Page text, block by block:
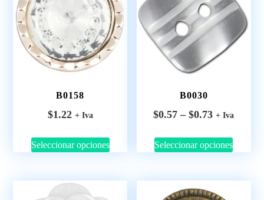
B0158
$1.22 + Iva
Seleccionar opciones
B0030
$0.57 – $0.73 + Iva
Seleccionar opciones